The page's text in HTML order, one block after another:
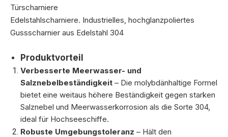
Türscharniere
Edelstahlscharniere. Industrielles, hochglanzpoliertes
Gussscharnier aus Edelstahl 304
Produktvorteil
Verbesserte Meerwasser- und
Salznebelbeständigkeit – Die molybdänhaltige Formel
bietet eine weitaus höhere Beständigkeit gegen starken
Salznebel und Meerwasserkorrosion als die Sorte 304,
ideal für Hochseeschiffe.
Robuste Umgebungstoleranz – Hält den